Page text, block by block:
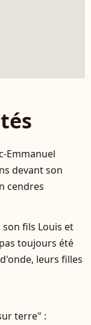
Emmanuel
devant son
cendres
fils Louis et
toujours été
leurs filles
terre" :